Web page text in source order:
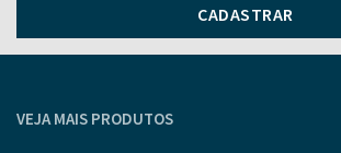
CADASTRAR
VEJA MAIS PRODUTOS